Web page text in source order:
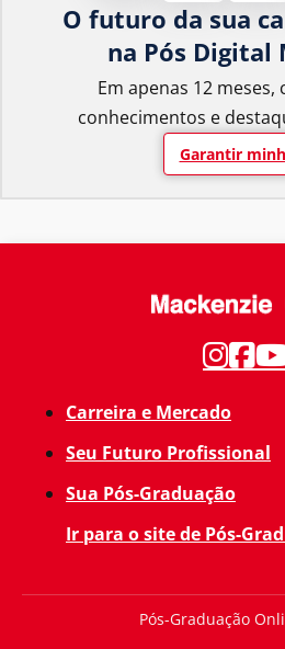
O futuro da sua
na Pós Digital
Em apenas 12
conhecimentos e
Garantir
Carreira e Mercado
Seu Futuro Profissional
Sua Pós-Graduação
Ir para o site de Pós-
Pós-Graduação